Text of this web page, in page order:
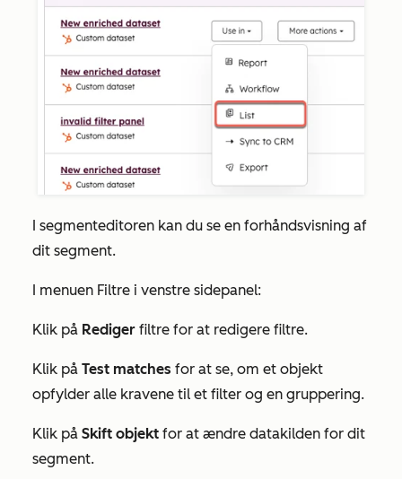
I segmenteditoren kan du se en forhåndsvisning af
dit segment.
I menuen Filtre i venstre sidepanel:
Klik på Rediger filtre for at redigere filtre.
Klik på Test matches for at se, om et objekt
opfylder alle kravene til et filter og en gruppering.
Klik på Skift objekt for at ændre datakilden for dit
segment.